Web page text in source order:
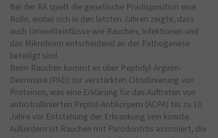
Bei der RA spielt die genetische Prädisposition eine
Rolle, wobei sich in den letzten Jahren zeigte, dass
auch Umwelteinflüsse wie Rauchen, Infektionen und
das Mikrobiom entscheidend an der Pathogenese
beteiligt sind.
Beim Rauchen kommt es über Peptidyl-Arginin-
Deiminase (PAD) zur verstärkten Citrullinierung von
Proteinen, was eine Erklärung für das Auftreten von
anticitrullinierten Peptid-Antikörpern (ACPA) bis zu 10
Jahre vor Entstehung der Erkrankung sein könnte.
Außerdem ist Rauchen mit Parodontitis assoziiert, die